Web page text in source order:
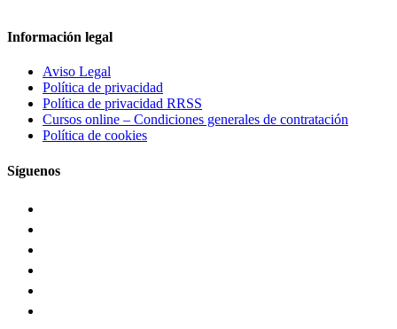
Información legal
Aviso Legal
Política de privacidad
Política de privacidad RRSS
Cursos online – Condiciones generales de contratación
Política de cookies
Síguenos